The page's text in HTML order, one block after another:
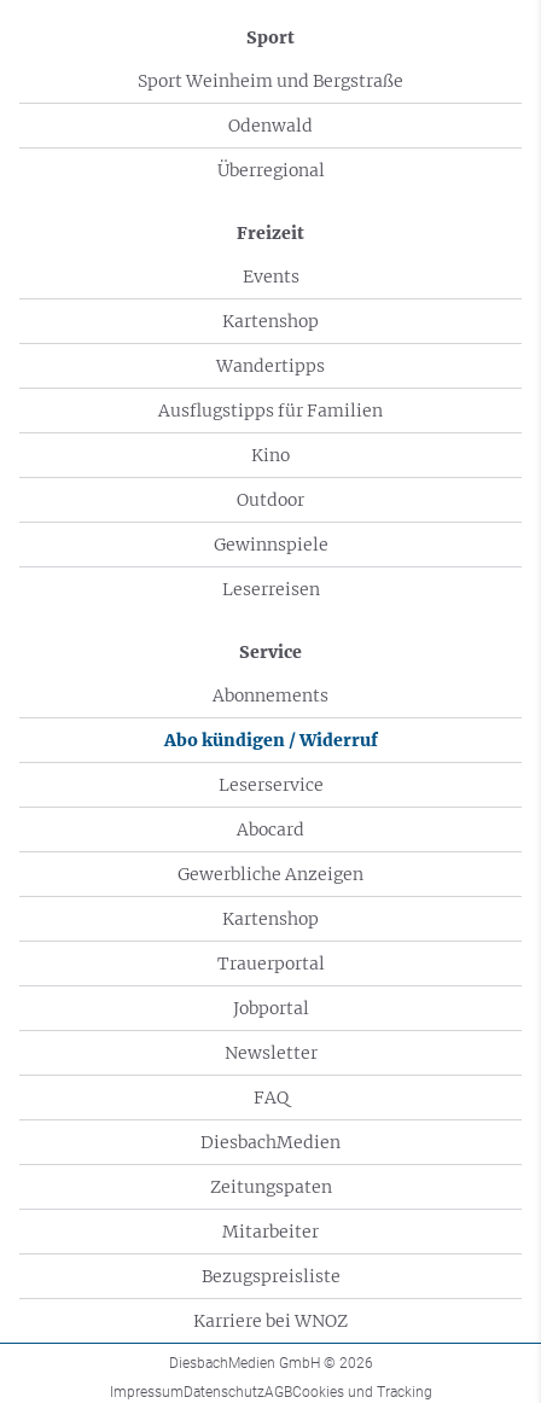
Sport
Sport Weinheim und Bergstraße
Odenwald
Überregional
Freizeit
Events
Kartenshop
Wandertipps
Ausflugstipps für Familien
Kino
Outdoor
Gewinnspiele
Leserreisen
Service
Abonnements
Abo kündigen / Widerruf
Leserservice
Abocard
Gewerbliche Anzeigen
Kartenshop
Trauerportal
Jobportal
Newsletter
FAQ
DiesbachMedien
Zeitungspaten
Mitarbeiter
Bezugspreisliste
Karriere bei WNOZ
DiesbachMedien GmbH © 2026
ImpressumDatenschutzAGBCookies und Tracking